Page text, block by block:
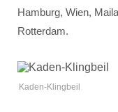
Hamburg, Wien,
Rotterdam.
Kaden-Klingbeil